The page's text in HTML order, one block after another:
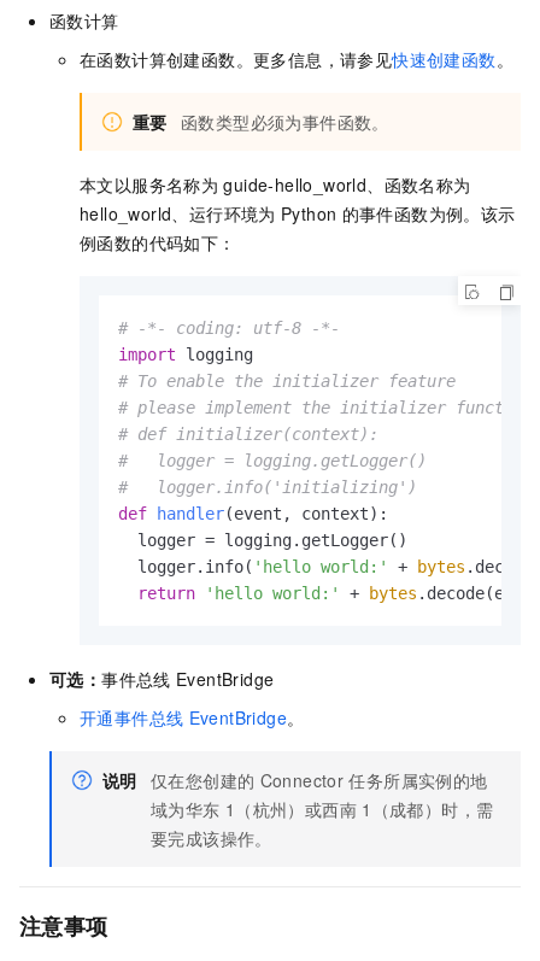
函数计算
在函数计算创建函数。更多信息，请参见快速创建函数。
重要 函数类型必须为事件函数。
本文以服务名称为 guide-hello_world、函数名称为
hello_world、运行环境为 Python 的事件函数为例。该示
例函数的代码如下：
# -*- coding: utf-8 -*-
import
# To enable the initializer feature
# please implement the initializer function
# def initializer(context):
#   logger = logging.getLogger()
#   logger.info('initializing')
def
handler(event, context):
  logger = logging.getLogger()
  logger.info(
'hello world:' + bytes
return
'hello world:' + bytes
可选：事件总线 EventBridge
开通事件总线 EventBridge。
说明 仅在您创建的 Connector 任务所属实例的地
域为华东 1（杭州）或西南 1（成都）时，需
要完成该操作。
注意事项